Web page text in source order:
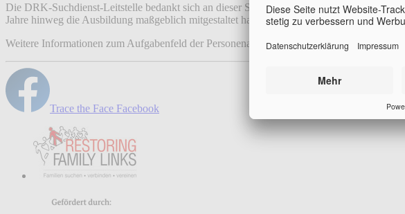
Die DRK-Suchdienst-Leitstelle bedankt sich an dieser Stelle auch noch einmal sehr
Jahre hinweg die Ausbildung maßgeblich mitgestaltet haben.
Weitere Informationen zum Aufgabenfeld der Personenauskunft finden Sie auf den
Trace the Face Facebook